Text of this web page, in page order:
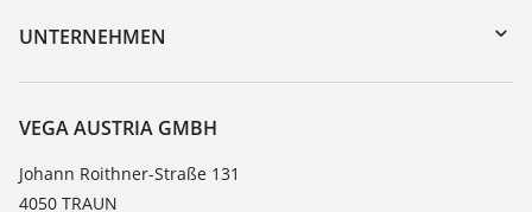
DTM Collection/PACTware
Trainings
TeamViewer
UNTERNEHMEN
Karriere
Über VEGA
Kontakt
News
VEGA AUSTRIA GMBH
Johann Roithner-Straße 131
4050 TRAUN